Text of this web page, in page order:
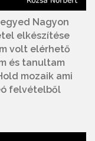
Nagyon
elkészítése
volt elérhető
és tanultam
mozaik ami
felvételből